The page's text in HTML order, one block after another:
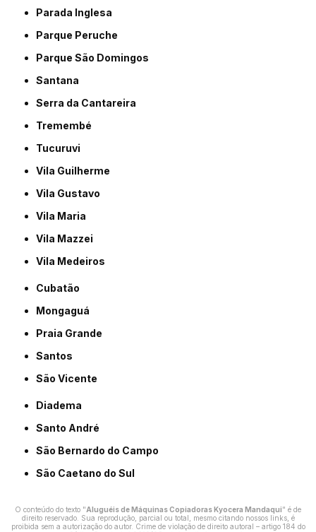
Parada Inglesa
Parque Peruche
Parque São Domingos
Santana
Serra da Cantareira
Tremembé
Tucuruvi
Vila Guilherme
Vila Gustavo
Vila Maria
Vila Mazzei
Vila Medeiros
Cubatão
Mongaguá
Praia Grande
Santos
São Vicente
Diadema
Santo André
São Bernardo do Campo
São Caetano do Sul
O conteúdo do texto "Aluguéis de Máquinas Copiadoras Kyocera Mandaqui" é de
direito reservado. Sua reprodução, parcial ou total, mesmo citando nossos links, é
proibida sem a autorização do autor. Crime de violação de direito autoral – artigo 184 do